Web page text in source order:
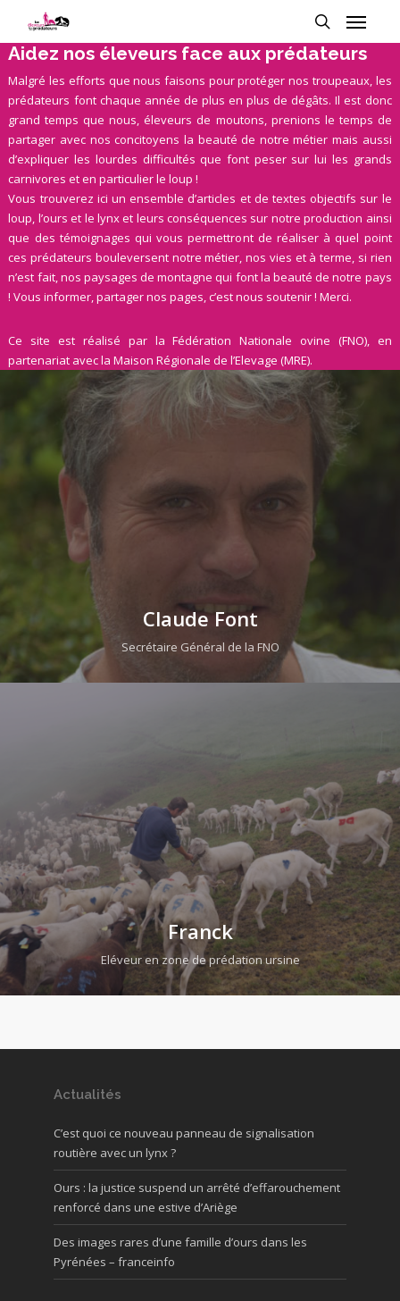
Aidez nos éleveurs face aux prédateurs
Malgré les efforts que nous faisons pour protéger nos troupeaux, les
prédateurs font chaque année de plus en plus de dégâts. Il est donc
grand temps que nous, éleveurs de moutons, prenions le temps de
partager avec nos concitoyens la beauté de notre métier mais aussi
d’expliquer les lourdes difficultés que font peser sur lui les grands
carnivores et en particulier le loup !
Vous trouverez ici un ensemble d’articles et de textes objectifs sur le
loup, l’ours et le lynx et leurs conséquences sur notre production ainsi
que des témoignages qui vous permettront de réaliser à quel point
ces prédateurs bouleversent notre métier, nos vies et à terme, si rien
n’est fait, nos paysages de montagne qui font la beauté de notre pays
! Vous informer, partager nos pages, c’est nous soutenir ! Merci.
Ce site est réalisé par la Fédération Nationale ovine (FNO), en
partenariat avec la Maison Régionale de l’Elevage (MRE).
Claude Font
Secrétaire Général de la FNO
Franck
Eléveur en zone de prédation ursine
Actualités
C’est quoi ce nouveau panneau de signalisation
routière avec un lynx ?
Ours : la justice suspend un arrêté d’effarouchement
renforcé dans une estive d’Ariège
Des images rares d’une famille d’ours dans les
Pyrénées – franceinfo